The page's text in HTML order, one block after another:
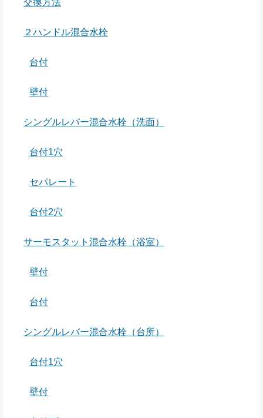
交換方法
２ハンドル混合水栓
台付
壁付
シングルレバー混合水栓（洗面）
台付1穴
セパレート
台付2穴
サーモスタット混合水栓（浴室）
壁付
台付
シングルレバー混合水栓（台所）
台付1穴
壁付